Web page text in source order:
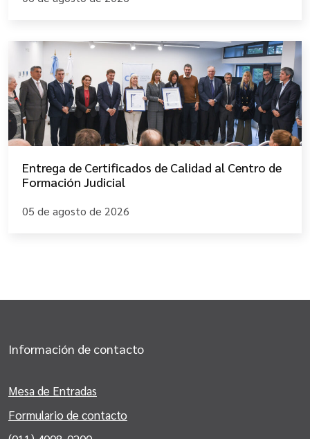
Entrega de Certificados de Calidad al Centro de
Formación Judicial
05 de agosto de 2026
Información de contacto
Mesa de Entradas
Formulario de contacto